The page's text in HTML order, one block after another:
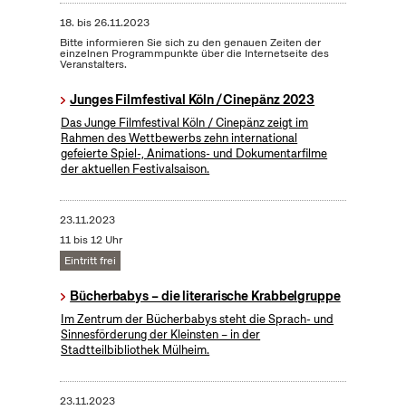
18. bis26.11.2023
Bitte informieren Sie sich zu den genauen Zeiten der
einzelnen Programmpunkte über die Internetseite des
Veranstalters.
Junges Filmfestival Köln / Cinepänz 2023
Das Junge Filmfestival Köln / Cinepänz zeigt im
Rahmen des Wettbewerbs zehn international
gefeierte Spiel-, Animations- und Dokumentarfilme
der aktuellen Festivalsaison.
23.11.2023
11 bis 12 Uhr
Eintritt frei
Bücherbabys – die literarische Krabbelgruppe
Im Zentrum der Bücherbabys steht die Sprach- und
Sinnesförderung der Kleinsten – in der
Stadtteilbibliothek Mülheim.
23.11.2023